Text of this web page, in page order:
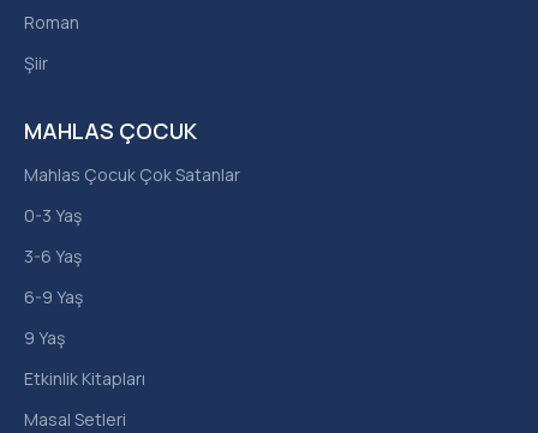
MAHLAS ÇOCUK
Mahlas Çocuk Çok Satanlar
0-3 Yaş
3-6 Yaş
6-9 Yaş
9 Yaş
Etkinlik Kitapları
Masal Setleri
Roman
Şiir